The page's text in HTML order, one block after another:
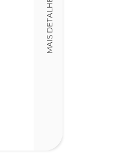
MAIS DETALHES